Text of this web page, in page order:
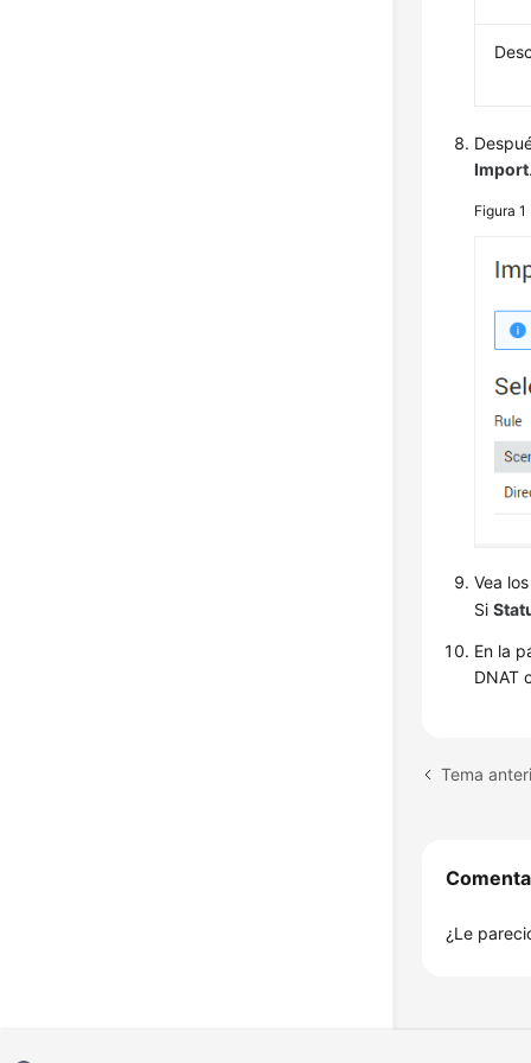
Import
Figura 1
Vea
Si
En la
DNAT
¿Le